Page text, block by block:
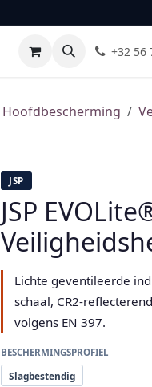
Normen & certificaten
+32 56
Hoofdbescherming
JSP
JSP
Lichte geventileerde
schaal, CR2-
volgens EN 397.
BESCHERMINGSPROFIEL
Slagbestendig